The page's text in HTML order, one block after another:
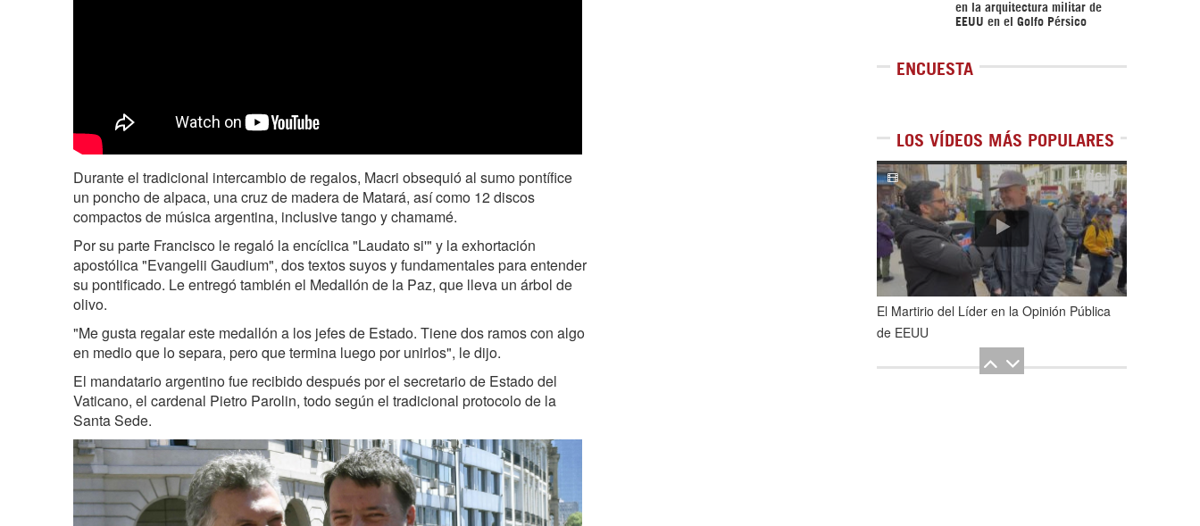
Durante el tradicional intercambio de regalos, Macri obsequió al sumo pontífice
un poncho de alpaca, una cruz de madera de Matará, así como 12 discos
compactos de música argentina, inclusive tango y chamamé.
Por su parte Francisco le regaló la encíclica "Laudato si'" y la exhortación
apostólica "Evangelii Gaudium", dos textos suyos y fundamentales para entender
su pontificado. Le entregó también el Medallón de la Paz, que lleva un árbol de
olivo.
"Me gusta regalar este medallón a los jefes de Estado. Tiene dos ramos con algo
en medio que lo separa, pero que termina luego por unirlos", le dijo.
El mandatario argentino fue recibido después por el secretario de Estado del
Vaticano, el cardenal Pietro Parolin, todo según el tradicional protocolo de la
Santa Sede.
en la arquitectura militar de
EEUU en el Golfo Pérsico
ENCUESTA
LOS VÍDEOS MÁS POPULARES
1de5
El Martirio del Líder en la Opinión Pública
de EEUU